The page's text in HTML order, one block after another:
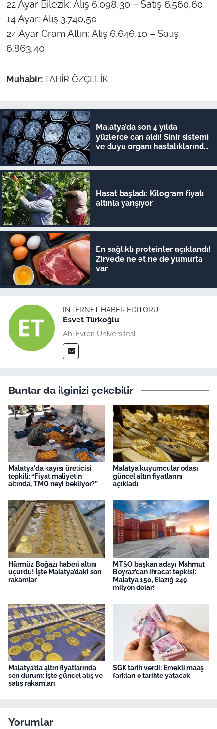
22 Ayar Bilezik: Alış 6.098,30 – Satış 6.560,60
14 Ayar: Alış 3.740,50
24 Ayar Gram Altın: Alış 6.646,10 – Satış
6.863,40
Muhabir: TAHİR ÖZÇELİK
Malatya’da son 4 yılda
yüzlerce can aldı! Sinir sistemi
ve duyu organı hastalıklarında
Hasat başladı: Kilogram fiyatı
altınla yarışıyor
En sağlıklı proteinler açıklandı!
Zirvede ne et ne de yumurta
var
İNTERNET HABER EDITÖRÜ
Esvet Türkoğlu
Ahi Evren Üniversitesi
Bunlar da ilginizi çekebilir
Malatya'da kayısı üreticisi
tepkili: “Fiyat maliyetin
altında, TMO neyi bekliyor?”
Malatya kuyumcular odası
güncel altın fiyatlarını
açıkladı
Hürmüz Boğazı haberi altını
uçurdu! İşte Malatya’daki son
rakamlar
MTSO başkan adayı Mahmut
Boyraz’dan ihracat tepkisi:
Malatya 150, Elazığ 249
milyon dolar!
Malatya’da altın fiyatlarında
son durum: İşte güncel alış ve
satış rakamları
SGK tarih verdi: Emekli maaş
farkları o tarihte yatacak
Yorumlar